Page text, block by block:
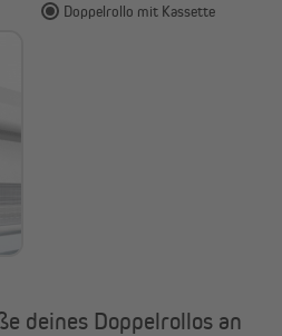
Doppelrollo mit Kassette
deines Doppelrollos an